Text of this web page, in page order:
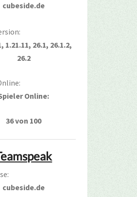
cubeside.de
1.21.11, 26.1, 26.1.2,
26.2
Online:
36 von 100
cubeside.de